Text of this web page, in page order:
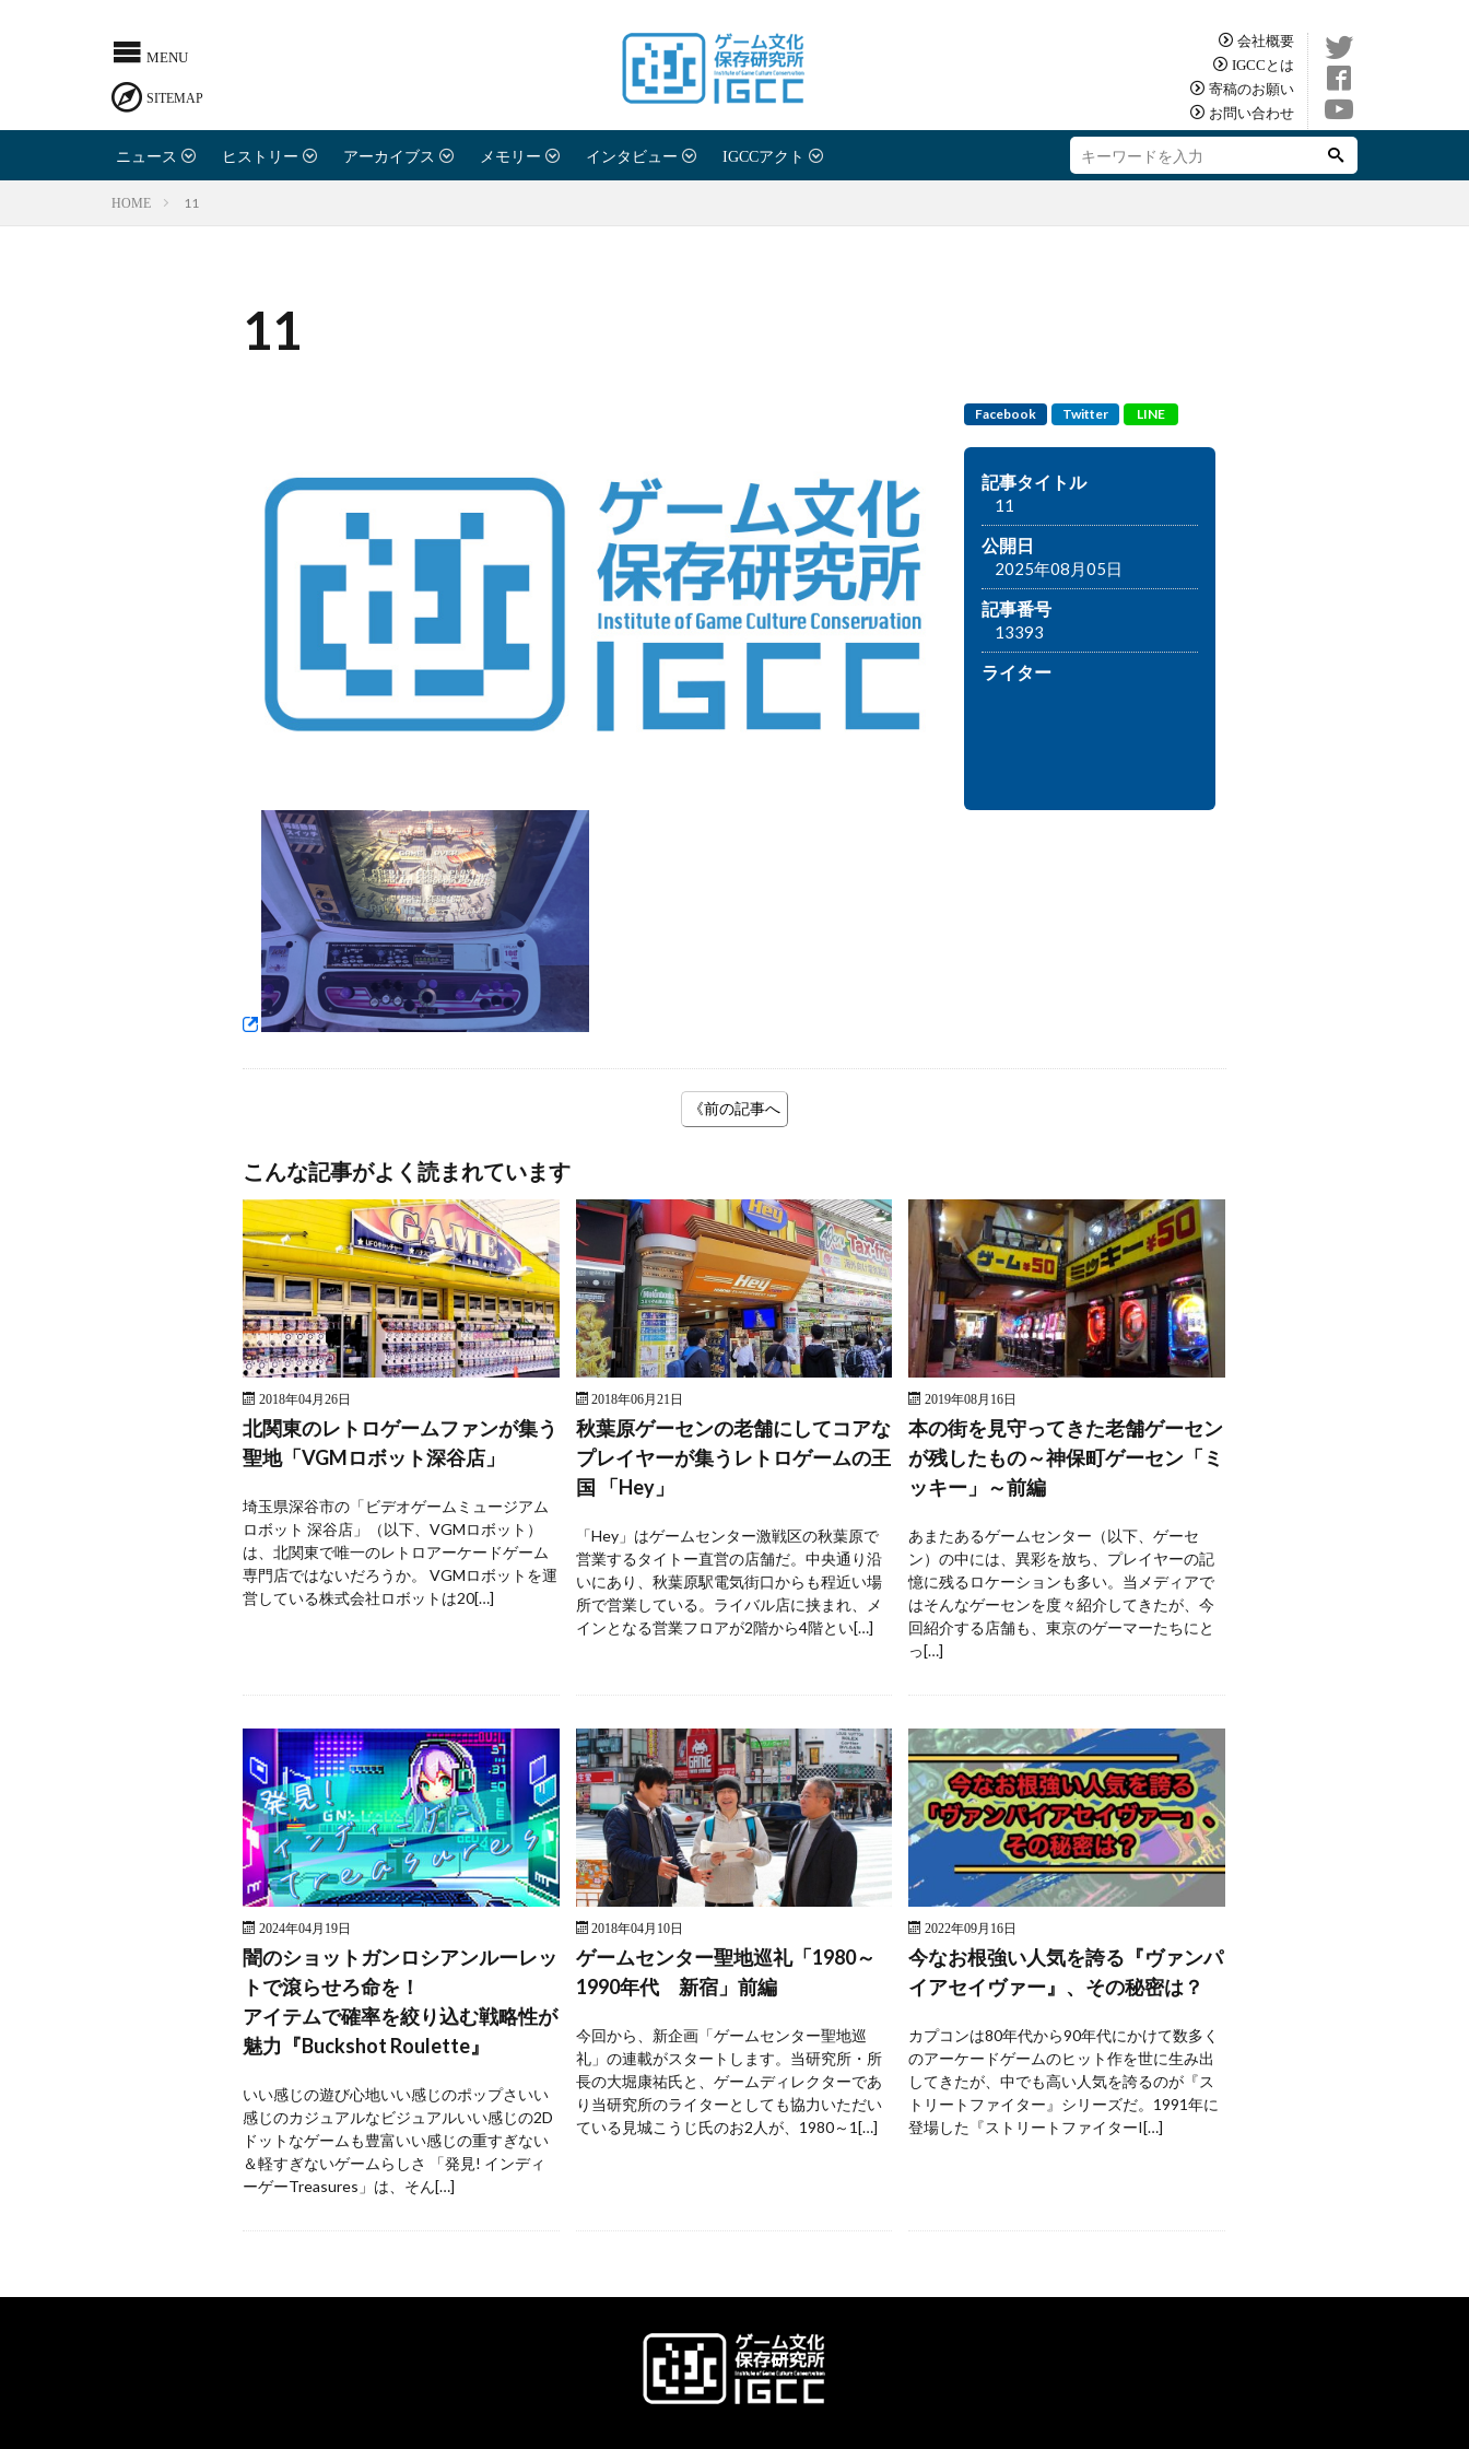
会社概要
IGCCとは
寄稿のお願い
お問い合わせ
ニュース ヒストリー アーカイブス メモリー インタビュー IGCCアクト
HOME 11
11
Facebook Twitter LINE
記事タイトル
11
公開日
2025年08月05日
記事番号
13393
ライター
《前の記事へ
こんな記事がよく読まれています
2018年04月26日
北関東のレトロゲームファンが集う
聖地「VGMロボット深谷店」
埼玉県深谷市の「ビデオゲームミュージアム
ロボット 深谷店」（以下、VGMロボット）
は、北関東で唯一のレトロアーケードゲーム
専門店ではないだろうか。 VGMロボットを運
営している株式会社ロボットは20[…]
2018年06月21日
秋葉原ゲーセンの老舗にしてコアな
プレイヤーが集うレトロゲームの王
国 「Hey」
「Hey」はゲームセンター激戦区の秋葉原で
営業するタイトー直営の店舗だ。中央通り沿
いにあり、秋葉原駅電気街口からも程近い場
所で営業している。ライバル店に挟まれ、メ
インとなる営業フロアが2階から4階とい[…]
2019年08月16日
本の街を見守ってきた老舗ゲーセン
が残したもの～神保町ゲーセン「ミ
ッキー」～前編
あまたあるゲームセンター（以下、ゲーセ
ン）の中には、異彩を放ち、プレイヤーの記
憶に残るロケーションも多い。当メディアで
はそんなゲーセンを度々紹介してきたが、今
回紹介する店舗も、東京のゲーマーたちにと
っ[…]
2024年04月19日
闇のショットガンロシアンルーレッ
トで滾らせろ命を！
アイテムで確率を絞り込む戦略性が
魅力『Buckshot Roulette』
いい感じの遊び心地いい感じのポップさいい
感じのカジュアルなビジュアルいい感じの2D
ドットなゲームも豊富いい感じの重すぎない
＆軽すぎないゲームらしさ 「発見! インディ
ーゲーTreasures」は、そん[…]
2018年04月10日
ゲームセンター聖地巡礼「1980～
1990年代 新宿」前編
今回から、新企画「ゲームセンター聖地巡
礼」の連載がスタートします。当研究所・所
長の大堀康祐氏と、ゲームディレクターであ
り当研究所のライターとしても協力いただい
ている見城こうじ氏のお2人が、1980～1[…]
2022年09月16日
今なお根強い人気を誇る『ヴァンパ
イアセイヴァー』、その秘密は？
カプコンは80年代から90年代にかけて数多く
のアーケードゲームのヒット作を世に生み出
してきたが、中でも高い人気を誇るのが『ス
トリートファイター』シリーズだ。1991年に
登場した『ストリートファイターI[…]